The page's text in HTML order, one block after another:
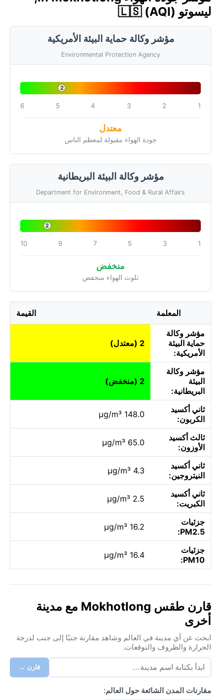
ليسوتو 🇱🇸 (AQI)
مؤشر وكالة حماية البيئة الأمريكية
Environmental Protection Agency
2
1
2
3
4
5
6
معتدل
جودة الهواء مقبولة لمعظم الناس
مؤشر وكالة البيئة البريطانية
Department for Environment, Food & Rural Affairs
2
1
3
5
7
9
10
منخفض
تلوث الهواء منخفض
المعلمة القيمة
مؤشر وكالة
حماية البيئة
الأمريكية:
2 (معتدل)
مؤشر وكالة
البيئة
البريطانية:
2 (منخفض)
ثاني أكسيد
الكربون:
148.0 µg/m³
ثالث أكسيد
الأوزون:
65.0 µg/m³
ثاني أكسيد
النيتروجين:
4.3 µg/m³
ثاني أكسيد
الكبريت:
2.5 µg/m³
جزئيات
PM2.5:
16.2 µg/m³
جزئيات
PM10:
16.4 µg/m³
قارن طقس Mokhotlong مع مدينة
أخرى
ابحث عن أي مدينة في العالم وشاهد مقارنة جنبًا إلى جنب لدرجة
الحرارة والظروف والتوقعات.
قارن →
مقارنات المدن الشائعة حول العالم: